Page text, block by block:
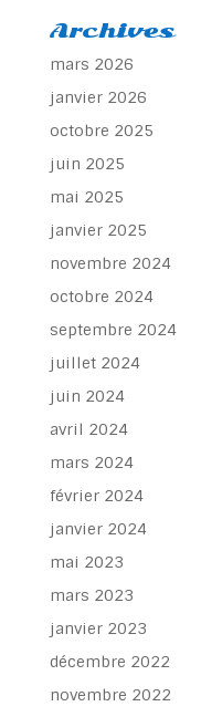
Archives
mars 2026
janvier 2026
octobre 2025
juin 2025
mai 2025
janvier 2025
novembre 2024
octobre 2024
septembre 2024
juillet 2024
juin 2024
avril 2024
mars 2024
février 2024
janvier 2024
mai 2023
mars 2023
janvier 2023
décembre 2022
novembre 2022